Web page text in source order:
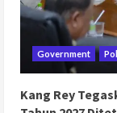
Government
Kang Rey